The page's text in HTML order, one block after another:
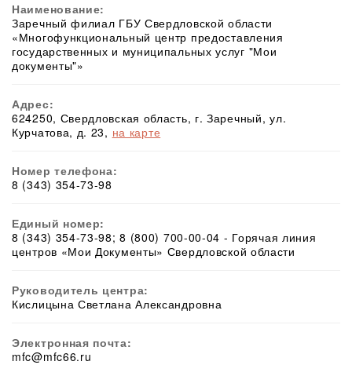
Наименование:
Заречный филиал ГБУ Свердловской области
«Многофункциональный центр предоставления
государственных и муниципальных услуг "Мои
документы"»
Адрес:
624250, Свердловская область, г. Заречный, ул.
Курчатова, д. 23, на карте
Номер телефона:
8 (343) 354-73-98
Единый номер:
8 (343) 354-73-98; 8 (800) 700-00-04 - Горячая линия
центров «Мои Документы» Свердловской области
Руководитель центра:
Кислицына Светлана Александровна
Электронная почта:
mfc@mfc66.ru